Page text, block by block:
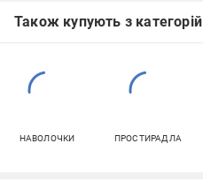
Також купують з категорій
НАВОЛОЧКИ ПРОСТИРАДЛА